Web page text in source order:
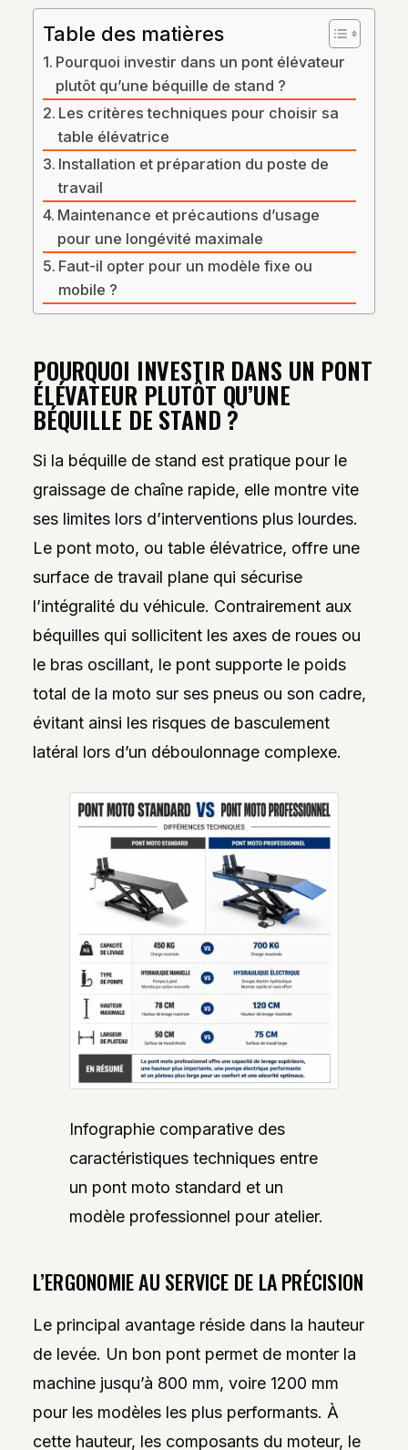
Table des matières
Pourquoi investir dans un pont élévateur
plutôt qu’une béquille de stand ?
Les critères techniques pour choisir sa
table élévatrice
Installation et préparation du poste de
travail
Maintenance et précautions d’usage
pour une longévité maximale
Faut-il opter pour un modèle fixe ou
mobile ?
POURQUOI INVESTIR DANS UN PONT
ÉLÉVATEUR PLUTÔT QU’UNE
BÉQUILLE DE STAND ?
Si la béquille de stand est pratique pour le
graissage de chaîne rapide, elle montre vite
ses limites lors d’interventions plus lourdes.
Le pont moto, ou table élévatrice, offre une
surface de travail plane qui sécurise
l’intégralité du véhicule. Contrairement aux
béquilles qui sollicitent les axes de roues ou
le bras oscillant, le pont supporte le poids
total de la moto sur ses pneus ou son cadre,
évitant ainsi les risques de basculement
latéral lors d’un déboulonnage complexe.
Infographie comparative des
caractéristiques techniques entre
un pont moto standard et un
modèle professionnel pour atelier.
L’ERGONOMIE AU SERVICE DE LA PRÉCISION
Le principal avantage réside dans la hauteur
de levée. Un bon pont permet de monter la
machine jusqu’à 800 mm, voire 1200 mm
pour les modèles les plus performants. À
cette hauteur, les composants du moteur, le